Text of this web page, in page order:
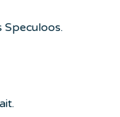
Speculoos.